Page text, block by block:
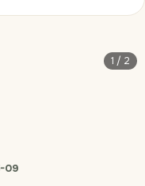
1 / 2
09